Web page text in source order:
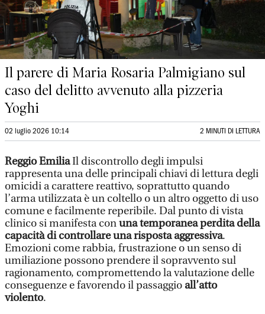
Il parere di Maria Rosaria Palmigiano sul
caso del delitto avvenuto alla pizzeria
Yoghi
02 luglio 2026 10:14 2 MINUTI DI LETTURA
Reggio EmiliaIl discontrollo degli impulsi
rappresenta una delle principali chiavi di lettura degli
omicidi a carattere reattivo, soprattutto quando
l’arma utilizzata è un coltello o un altro oggetto di uso
comune e facilmente reperibile. Dal punto di vista
clinico si manifesta conuna temporanea perdita della
capacità di controllare una risposta aggressiva.
Emozioni come rabbia, frustrazione o un senso di
umiliazione possono prendere il sopravvento sul
ragionamento, compromettendo la valutazione delle
conseguenze e favorendo il passaggio all’atto
violento.